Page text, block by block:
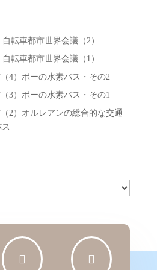
転車都市世界会議（2）
転車都市世界会議（1）
4）ポーの水素バス・その2
3）ポーの水素バス・その1
2）オルレアンの総合的な交通
 